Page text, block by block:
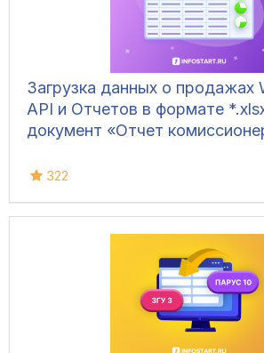
Загрузка данных о продажах
API и Отчетов в формате
документ «Отчет
322